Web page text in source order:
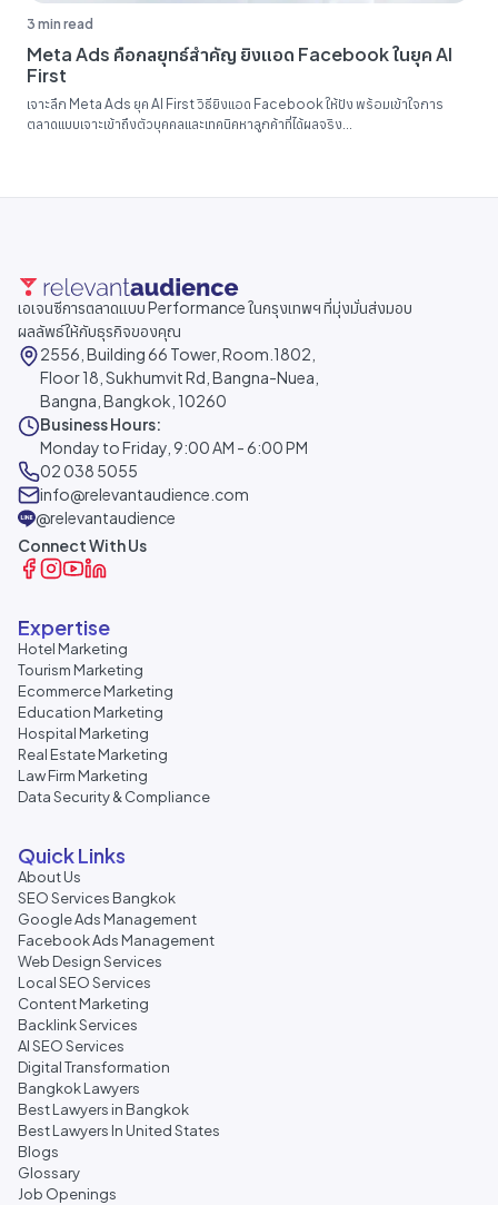
3 min read
Meta Ads คือกลยุทธ์สำคัญ ยิงแอด Facebook ในยุค AI
First
เจาะลึก Meta Ads ยุค AI First วิธียิงแอด Facebook ให้ปัง พร้อมเข้าใจการ
ตลาดแบบเจาะเข้าถึงตัวบุคคลและเทคนิคหาลูกค้าที่ได้ผลจริง...
เอเจนซีการตลาดแบบ Performance ในกรุงเทพฯ ที่มุ่งมั่นส่งมอบ
ผลลัพธ์ให้กับธุรกิจของคุณ
2556, Building 66 Tower, Room.1802,
Floor 18, Sukhumvit Rd, Bangna-Nuea,
Bangna, Bangkok, 10260
Business Hours:
Monday to Friday, 9:00 AM - 6:00 PM
02 038 5055
info@relevantaudience.com
@relevantaudience
Connect With Us
Expertise
Hotel Marketing
Tourism Marketing
Ecommerce Marketing
Education Marketing
Hospital Marketing
Real Estate Marketing
Law Firm Marketing
Data Security & Compliance
Quick Links
About Us
SEO Services Bangkok
Google Ads Management
Facebook Ads Management
Web Design Services
Local SEO Services
Content Marketing
Backlink Services
AI SEO Services
Digital Transformation
Bangkok Lawyers
Best Lawyers in Bangkok
Best Lawyers In United States
Blogs
Glossary
Job Openings